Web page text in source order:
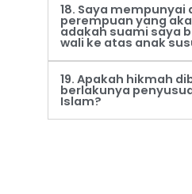
18. Saya mempunyai
perempuan yang
adakah suami saya
wali ke atas anak
19. Apakah hikmah
berlakunya
Islam?